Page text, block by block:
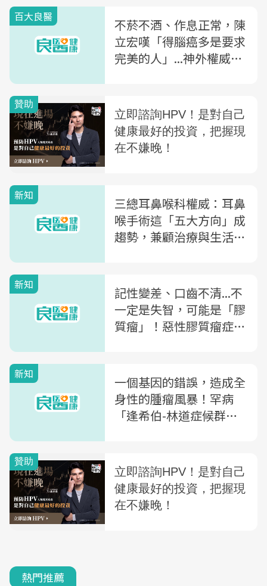
百大良醫
不菸不酒、作息正常，陳
立宏嘆「得腦癌多是要求
完美的人」...神外權威：
新知
三總耳鼻喉科權威：耳鼻
喉手術這「五大方向」成
趨勢，兼顧治療與生活品
新知
記性變差、口齒不清...不
一定是失智，可能是「膠
質瘤」！惡性膠質瘤症狀
新知
一個基因的錯誤，造成全
身性的腫瘤風暴！罕病
「逢希伯-林道症候群」
熱門推薦